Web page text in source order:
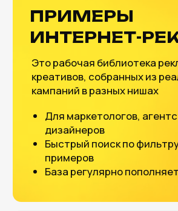
Для маркетологов, агентств и
Быстрый поиск по фильтру релевантных
примеров